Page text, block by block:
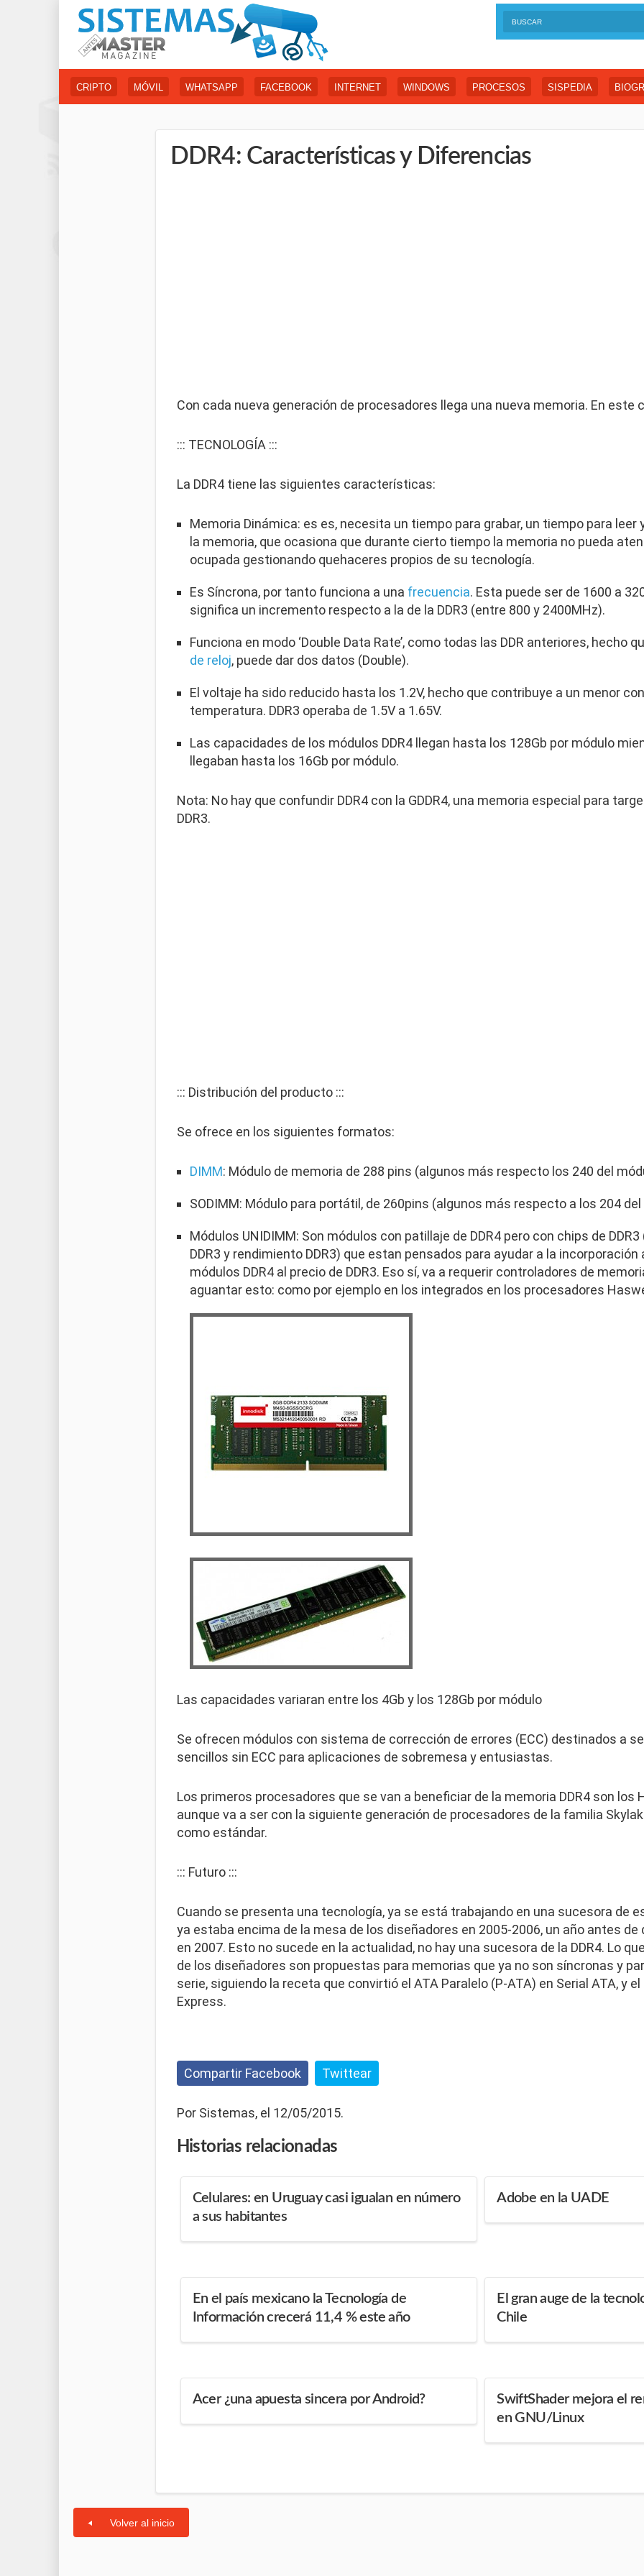
CRIPTO MÓVIL WHATSAPP FACEBOOK INTERNET WINDOWS PROCESOS SISPEDIA
DDR4: Características y Diferencias
Con cada nueva generación de procesadores llega una nueva memoria. En este
::: TECNOLOGÍA :::
La DDR4 tiene las siguientes características:
Memoria Dinámica: es es, necesita un tiempo para grabar, un tiempo para
la memoria, que ocasiona que durante cierto tiempo la memoria no pueda
ocupada gestionando quehaceres propios de su tecnología.
Es Síncrona, por tanto funciona a una frecuencia. Esta puede ser de 1600 a
significa un incremento respecto a la de la DDR3 (entre 800 y 2400MHz).
Funciona en modo ‘Double Data Rate’, como todas las DDR anteriores, hecho
de reloj, puede dar dos datos (Double).
El voltaje ha sido reducido hasta los 1.2V, hecho que contribuye a un menor
temperatura. DDR3 operaba de 1.5V a 1.65V.
Las capacidades de los módulos DDR4 llegan hasta los 128Gb por módulo
llegaban hasta los 16Gb por módulo.
Nota: No hay que confundir DDR4 con la GDDR4, una memoria especial para
DDR3.
::: Distribución del producto :::
Se ofrece en los siguientes formatos:
DIMM: Módulo de memoria de 288 pins (algunos más respecto los 240 del
SODIMM: Módulo para portátil, de 260pins (algunos más respecto a los 204 del
Módulos UNIDIMM: Son módulos con patillaje de DDR4 pero con chips de
DDR3 y rendimiento DDR3) que estan pensados para ayudar a la incorporación
módulos DDR4 al precio de DDR3. Eso sí, va a requerir controladores de
aguantar esto: como por ejemplo en los integrados en los procesadores
Las capacidades variaran entre los 4Gb y los 128Gb por módulo
Se ofrecen módulos con sistema de corrección de errores (ECC) destinados a
sencillos sin ECC para aplicaciones de sobremesa y entusiastas.
Los primeros procesadores que se van a beneficiar de la memoria DDR4 son los
aunque va a ser con la siguiente generación de procesadores de la familia
como estándar.
::: Futuro :::
Cuando se presenta una tecnología, ya se está trabajando en una sucesora de
ya estaba encima de la mesa de los diseñadores en 2005-2006, un año antes de
en 2007. Esto no sucede en la actualidad, no hay una sucesora de la DDR4. Lo
de los diseñadores son propuestas para memorias que ya no son síncronas y
serie, siguiendo la receta que convirtió el ATA Paralelo (P-ATA) en Serial ATA, y el
Express.
Compartir Facebook Twittear
Por Sistemas, el 12/05/2015.
Historias relacionadas
Celulares: en Uruguay casi igualan en número
a sus habitantes
Adobe en la UADE
En el país mexicano la Tecnología de
Información crecerá 11,4 % este año
El gran auge de la
Chile
Acer ¿una apuesta sincera por Android?
SwiftShader mejora el
en GNU/Linux
Volver al inicio